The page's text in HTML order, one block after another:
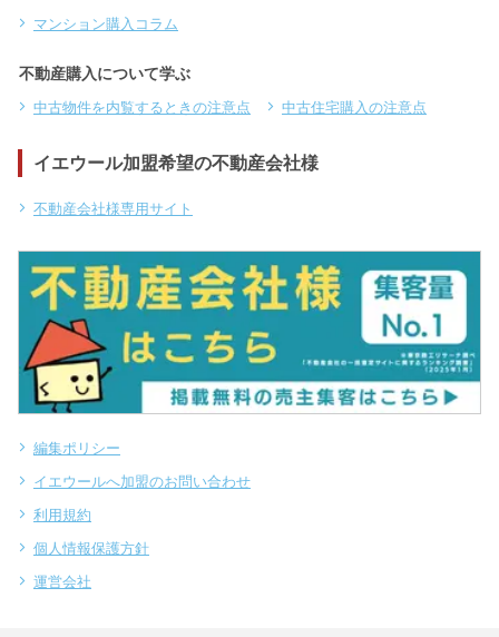
マンション購入コラム
不動産購入について学ぶ
中古物件を内覧するときの注意点 中古住宅購入の注意点
イエウール加盟希望の不動産会社様
不動産会社様専用サイト
編集ポリシー
イエウールへ加盟のお問い合わせ
利用規約
個人情報保護方針
運営会社